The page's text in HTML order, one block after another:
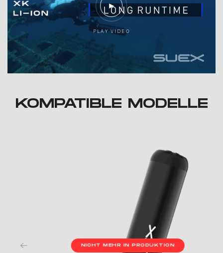
PLAY V D E O
KOMPATIBLE MODELLE
NICHT MEHR IN PRODUKTION